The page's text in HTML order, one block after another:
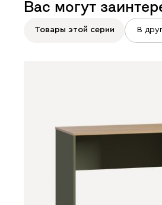
Вас могут
Товары этой серии В